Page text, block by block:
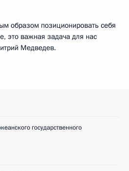
образом позиционировать себя
это важная задача для нас
Медведев.
государственного